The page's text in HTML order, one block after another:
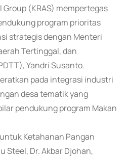
(KRAS) mempertegas
program prioritas
strategis dengan Menteri
Tertinggal, dan
Yandri Susanto.
pada integrasi industri
desa tematik yang
pendukung program Makan
Ketahanan Pangan
Steel, Dr. Akbar Djohan,